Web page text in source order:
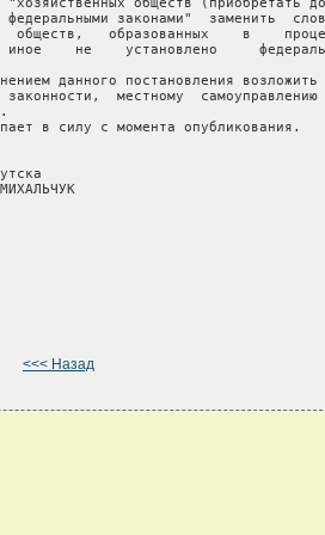
законами"  заменить
обществ,   образованных    в
иное    не    установлено
данного постановления возложить
местному  самоуправлению
в силу с момента опубликования.
<<< Назад